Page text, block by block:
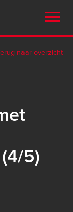
naar overzicht
5)